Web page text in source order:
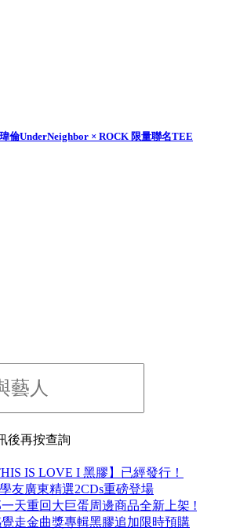
倫UnderNeighbor × ROCK 限量聯名TEE
後再按查詢
IS LOVE I 黑膠】已經發行！
友廣東精選2CDs重磅登場
天重回大巨蛋周邊商品全新上架 !
走金曲獎專輯黑膠追加限時預購